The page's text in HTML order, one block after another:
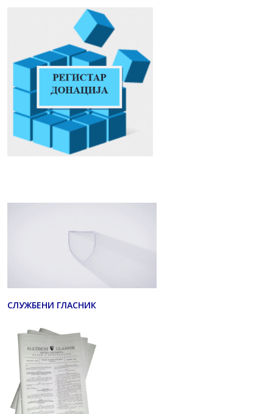
СЛУЖБЕНИ ГЛАСНИК